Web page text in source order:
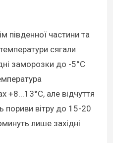
південної частини та
сягали
заморозки до -5°С
+8...13°С, але відчуття
пориви вітру до 15-20
лише західні